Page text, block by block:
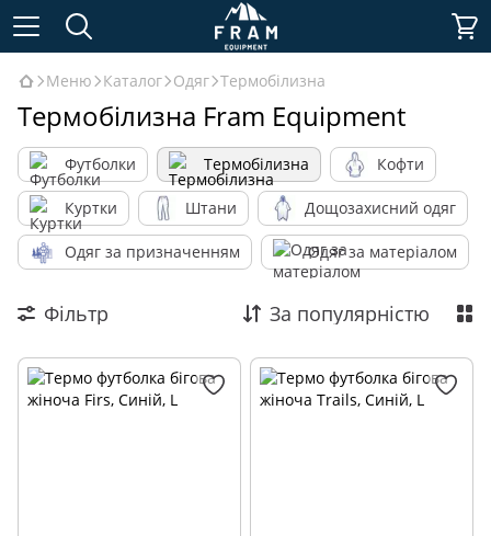
Меню Каталог Одяг Термобілизна
Термобілизна Fram Equipment
Футболки Термобілизна Кофти
Куртки Штани Дощозахисний одяг
Одяг за призначенням Одяг за матеріалом
Фільтр За популярністю